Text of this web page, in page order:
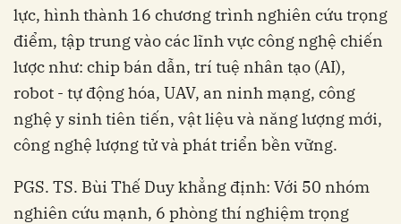
lực, hình thành 16 chương trình nghiên cứu trọng
điểm, tập trung vào các lĩnh vực công nghệ chiến
lược như: chip bán dẫn, trí tuệ nhân tạo (AI),
robot - tự động hóa, UAV, an ninh mạng, công
nghệ y sinh tiên tiến, vật liệu và năng lượng mới,
công nghệ lượng tử và phát triển bền vững.
PGS. TS. Bùi Thế Duy khẳng định: Với 50 nhóm
nghiên cứu mạnh, 6 phòng thí nghiệm trọng